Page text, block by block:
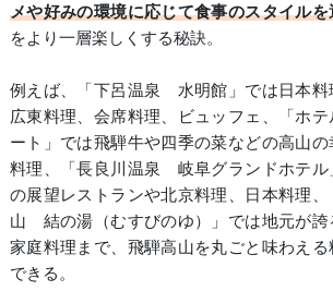
メや好みの環境に応じて食事のスタイルを
をより一層楽しくする秘訣。
例えば、「下呂温泉 水明館」では日本料
広東料理、会席料理、ビュッフェ、「ホ
ート」では飛騨牛や四季の菜などの高山
料理、「長良川温泉 岐阜グランドホテル
の展望レストランや北京料理、日本料理
山 結の湯（むすびのゆ）」では地元が誇
家庭料理まで、飛騨高山を丸ごと味わえ
できる。